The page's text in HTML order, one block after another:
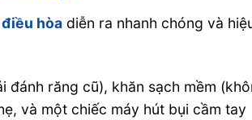
hòa diễn ra nhanh chóng và
đánh răng cũ), khăn sạch mềm
và một chiếc máy hút bụi cầm tay